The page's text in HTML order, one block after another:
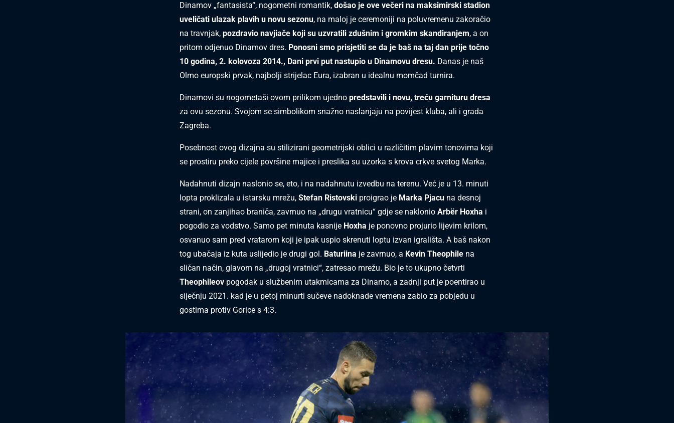
Dinamov „fantasista“, nogometni romantik, došao je ove večeri na maksimirski stadion
uveličati ulazak plavih u novu sezonu, na maloj je ceremoniji na poluvremenu zakoračio
na travnjak, pozdravio navjiače koji su uzvratili zdušnim i gromkim skandiranjem, a on
pritom odjenuo Dinamov dres. Ponosni smo prisjetiti se da je baš na taj dan prije točno
10 godina, 2. kolovoza 2014., Dani prvi put nastupio u Dinamovu dresu. Danas je naš
Olmo europski prvak, najbolji strijelac Eura, izabran u idealnu momčad turnira.
Dinamovi su nogometaši ovom prilikom ujedno predstavili i novu, treću garnituru dresa
za ovu sezonu. Svojom se simbolikom snažno naslanjaju na povijest kluba, ali i grada
Zagreba.
Posebnost ovog dizajna su stilizirani geometrijski oblici u različitim plavim tonovima koji
se prostiru preko cijele površine majice i preslika su uzorka s krova crkve svetog Marka.
Nadahnuti dizajn naslonio se, eto, i na nadahnutu izvedbu na terenu. Već je u 13. minuti
lopta proklizala u istarsku mrežu, Stefan Ristovski proigrao je Marka Pjacu na desnoj
strani, on zanjihao braniča, zavrnuo na „drugu vratnicu“ gdje se naklonio Arbër Hoxha i
pogodio za vodstvo. Samo pet minuta kasnije Hoxha je ponovno projurio lijevim krilom,
osvanuo sam pred vratarom koji je ipak uspio skrenuti loptu izvan igrališta. A baš nakon
tog ubačaja iz kuta uslijedio je drugi gol. Baturiina je zavrnuo, a Kevin Theophile na
sličan način, glavom na „drugoj vratnici“, zatresao mrežu. Bio je to ukupno četvrti
Theophileov pogodak u službenim utakmicama za Dinamo, a zadnji put je poentirao u
siječnju 2021. kad je u petoj minurti sučeve nadoknade vremena zabio za pobjedu u
gostima protiv Gorice s 4:3.